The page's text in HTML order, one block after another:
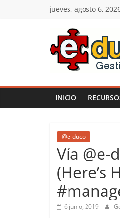
jueves, agosto 6,
E-
duco:
del
Learn
Do
INICIO
@e-duco
Vía @e-
(Here’s
6 junio, 2019